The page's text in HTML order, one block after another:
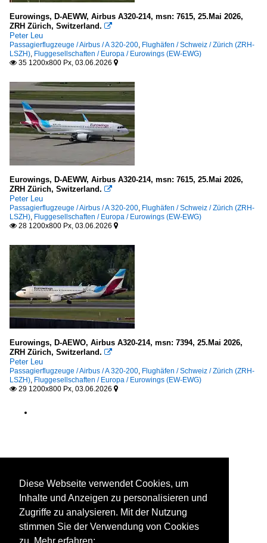
Eurowings, D-AEWW, Airbus A320-214, msn: 7615, 25.Mai 2026,
ZRH Zürich, Switzerland. 
Peter Leu
Passagierflugzeuge / Airbus / A 320-200, Flughäfen / Schweiz / Zürich (ZRH-
LSZH), Fluggesellschaften / Europa / Eurowings (EW-EWG)
 35 1200x800 Px, 03.06.2026 
Eurowings, D-AEWW, Airbus A320-214, msn: 7615, 25.Mai 2026,
ZRH Zürich, Switzerland. 
Peter Leu
Passagierflugzeuge / Airbus / A 320-200, Flughäfen / Schweiz / Zürich (ZRH-
LSZH), Fluggesellschaften / Europa / Eurowings (EW-EWG)
 28 1200x800 Px, 03.06.2026 
Eurowings, D-AEWO, Airbus A320-214, msn: 7394, 25.Mai 2026,
ZRH Zürich, Switzerland. 
Peter Leu
Passagierflugzeuge / Airbus / A 320-200, Flughäfen / Schweiz / Zürich (ZRH-
LSZH), Fluggesellschaften / Europa / Eurowings (EW-EWG)
 29 1200x800 Px, 03.06.2026 
Diese Webseite verwendet Cookies, um
Inhalte und Anzeigen zu personalisieren und
Zugriffe zu analysieren. Mit der Nutzung
stimmen Sie der Verwendung von Cookies